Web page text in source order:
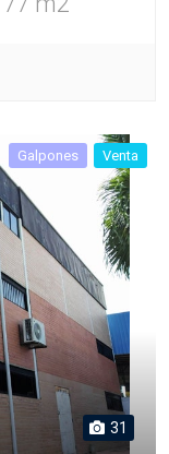
Galpones Venta
31